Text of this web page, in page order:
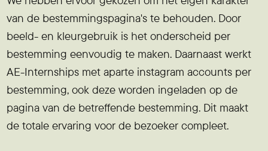
van de bestemmingspagina's te behouden. Door
beeld- en kleurgebruik is het onderscheid per
bestemming eenvoudig te maken. Daarnaast werkt
AE-Internships met aparte instagram accounts per
bestemming, ook deze worden ingeladen op de
pagina van de betreffende bestemming. Dit maakt
de totale ervaring voor de bezoeker compleet.